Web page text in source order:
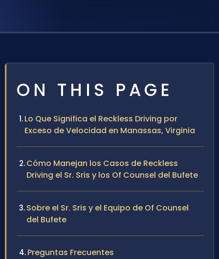
ON THIS PAGE
Lo Que Significa el Reckless Driving por
Exceso de Velocidad en Manassas, Virginia
Cómo Manejan los Casos de Reckless
Driving el Sr. Sris y los Of Counsel del Bufete
Sobre el Sr. Sris y el Equipo de Of Counsel
del Bufete
Preguntas Frecuentes